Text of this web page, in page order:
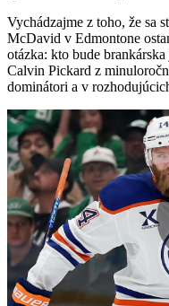
Vychádzajme z toho, že sa
McDavid v Edmontone
otázka: kto bude
Calvin Pickard z
dominátori a v